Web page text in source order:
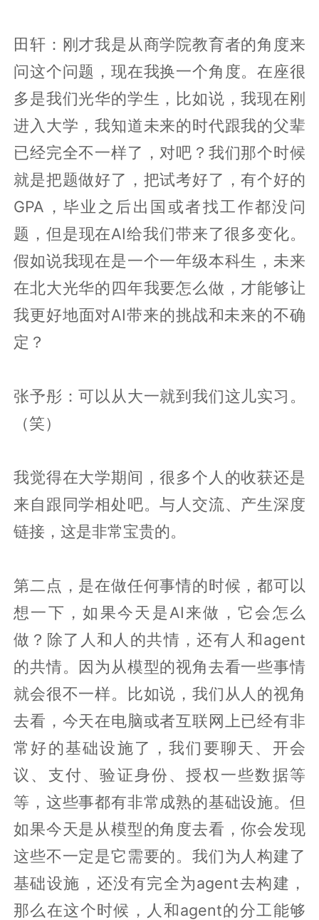
田轩：刚才我是从商学院教育者的角度来
问这个问题，现在我换一个角度。在座很
多是我们光华的学生，比如说，我现在刚
进入大学，我知道未来的时代跟我的父辈
已经完全不一样了，对吧？我们那个时候
就是把题做好了，把试考好了，有个好的
GPA，毕业之后出国或者找工作都没问
题，但是现在AI给我们带来了很多变化。
假如说我现在是一个一年级本科生，未来
在北大光华的四年我要怎么做，才能够让
我更好地面对AI带来的挑战和未来的不确
定？
张予彤：可以从大一就到我们这儿实习。
（笑）
我觉得在大学期间，很多个人的收获还是
来自跟同学相处吧。与人交流、产生深度
链接，这是非常宝贵的。
第二点，是在做任何事情的时候，都可以
想一下，如果今天是AI来做，它会怎么
做？除了人和人的共情，还有人和agent
的共情。因为从模型的视角去看一些事情
就会很不一样。比如说，我们从人的视角
去看，今天在电脑或者互联网上已经有非
常好的基础设施了，我们要聊天、开会
议、支付、验证身份、授权一些数据等
等，这些事都有非常成熟的基础设施。但
如果今天是从模型的角度去看，你会发现
这些不一定是它需要的。我们为人构建了
基础设施，还没有完全为agent去构建，
那么在这个时候，人和agent的分工能够